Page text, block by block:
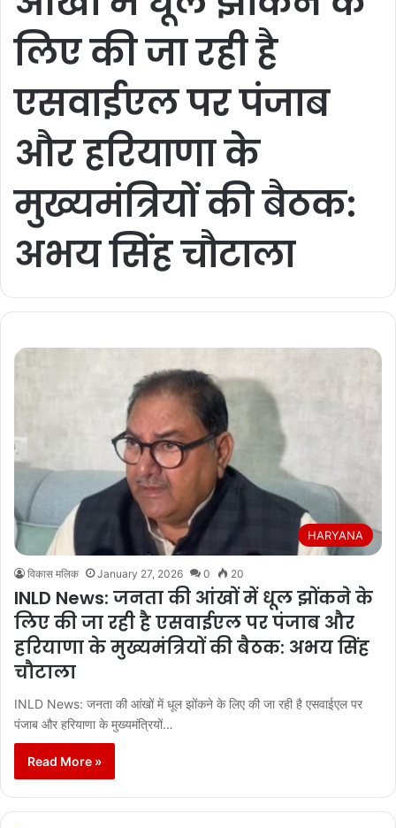
लिए की जा रही है
एसवाईएल पर पंजाब
और हरियाणा के
मुख्यमंत्रियों की बैठक:
अभय सिंह चौटाला
HARYANA
विकास मलिक January 27, 2026 0 20
INLD News: जनता की आंखों में धूल झोंकने के
लिए की जा रही है एसवाईएल पर पंजाब और
हरियाणा के मुख्यमंत्रियों की बैठक: अभय सिंह
चौटाला
INLD News: जनता की आंखों में धूल झोंकने के लिए की जा रही है एसवाईएल पर
पंजाब और हरियाणा के मुख्यमंत्रियों…
Read More »